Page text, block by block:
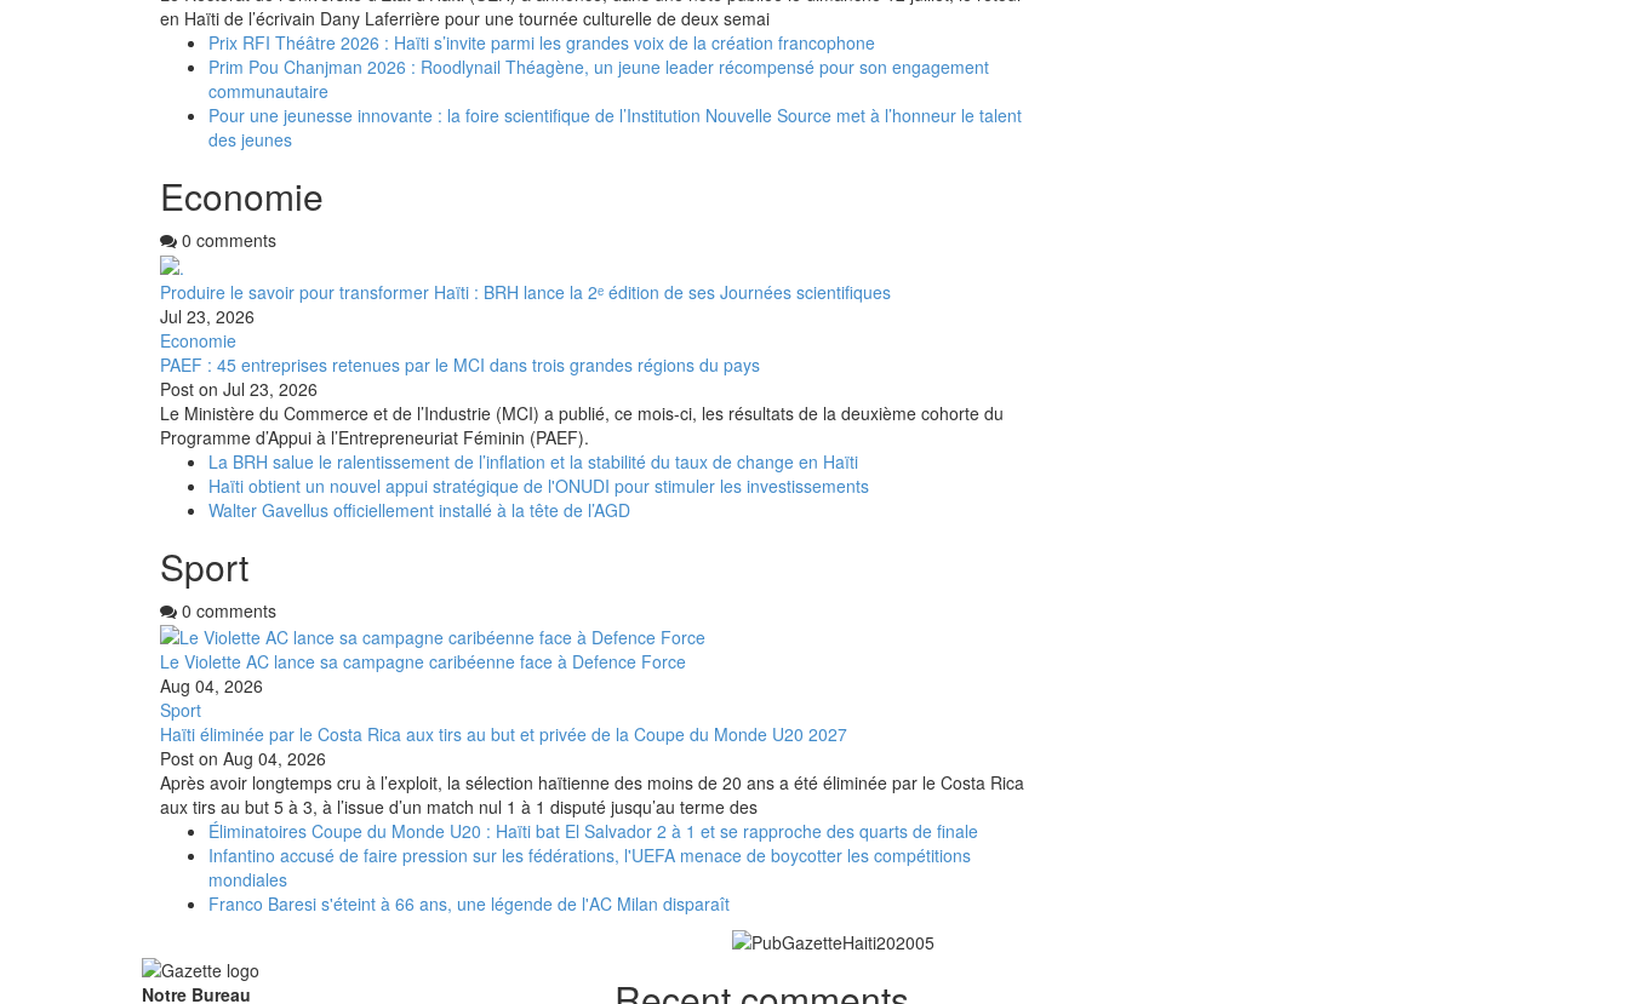
en Haïti de l’écrivain Dany Laferrière pour une tournée culturelle de deux semai
Prix RFI Théâtre 2026 : Haïti s’invite parmi les grandes voix de la création francophone
Prim Pou Chanjman 2026 : Roodlynail Théagène, un jeune leader récompensé pour son engagement
communautaire
Pour une jeunesse innovante : la foire scientifique de l’Institution Nouvelle Source met à l’honneur le talent
des jeunes
Economie
0 comments
Produire le savoir pour transformer Haïti : BRH lance la 2ᵉ édition de ses Journées scientifiques
Jul 23, 2026
Economie
PAEF : 45 entreprises retenues par le MCI dans trois grandes régions du pays
Post on Jul 23, 2026
Le Ministère du Commerce et de l’Industrie (MCI) a publié, ce mois-ci, les résultats de la deuxième cohorte du
Programme d’Appui à l’Entrepreneuriat Féminin (PAEF).
La BRH salue le ralentissement de l’inflation et la stabilité du taux de change en Haïti
Haïti obtient un nouvel appui stratégique de l'ONUDI pour stimuler les investissements
Walter Gavellus officiellement installé à la tête de l’AGD
Sport
0 comments
Le Violette AC lance sa campagne caribéenne face à Defence Force
Aug 04, 2026
Sport
Haïti éliminée par le Costa Rica aux tirs au but et privée de la Coupe du Monde U20 2027
Post on Aug 04, 2026
Après avoir longtemps cru à l’exploit, la sélection haïtienne des moins de 20 ans a été éliminée par le Costa Rica
aux tirs au but 5 à 3, à l’issue d’un match nul 1 à 1 disputé jusqu’au terme des
Éliminatoires Coupe du Monde U20 : Haïti bat El Salvador 2 à 1 et se rapproche des quarts de finale
Infantino accusé de faire pression sur les fédérations, l'UEFA menace de boycotter les compétitions
mondiales
Franco Baresi s'éteint à 66 ans, une légende de l'AC Milan disparaît
Notre Bureau